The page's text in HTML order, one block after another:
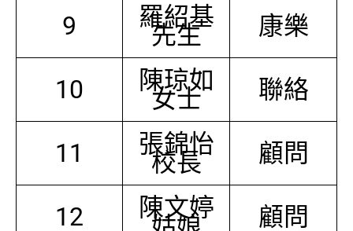
9 羅紹基
先生 康樂
10 陳琼如
女士 聯絡
11 張錦怡
校長 顧問
12 陳文婷 顧問